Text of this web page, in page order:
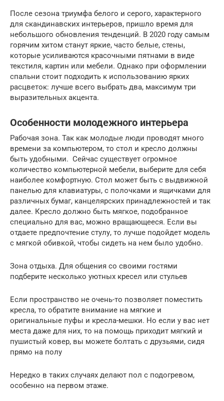
После сезона триумфа белого и серого, характерного
для скандинавских интерьеров, пришло время для
небольшого обновления тенденций. В 2020 году самым
горячим хитом станут яркие, часто белые, стены,
которые усиливаются красочными пятнами в виде
текстиля, картин или мебели. Однако при оформлении
спальни стоит подходить к использованию ярких
расцветок: лучше всего выбрать два, максимум три
выразительных акцента.
Особенности молодежного интерьера
Рабочая зона. Так как молодые люди проводят много
времени за компьютером, то стол и кресло должны
быть удобными. Сейчас существует огромное
количество компьютерной мебели, выберите для себя
наиболее комфортную. Стол может быть с выдвижной
панелью для клавиатуры, с полочками и ящичками для
различных бумаг, канцелярских принадлежностей и так
далее. Кресло должно быть мягкое, подобранное
специально для вас, можно вращающееся. Если вы
отдаете предпочтение стулу, то лучше подойдет модель
с мягкой обивкой, чтобы сидеть на нем было удобно.
Зона отдыха. Для общения со своими гостями
подберите несколько уютных кресел или стульев
Если пространство не очень-то позволяет поместить
кресла, то обратите внимание на мягкие и
оригинальные пуфы и кресла-мешки. Но если у вас нет
места даже для них, то на помощь приходит мягкий и
пушистый ковер, вы можете болтать с друзьями, сидя
прямо на полу
Нередко в таких случаях делают пол с подогревом,
особенно на первом этаже.